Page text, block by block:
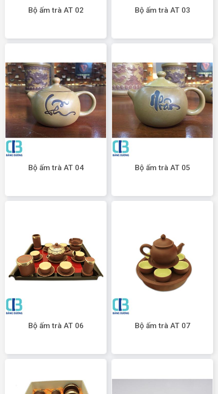
Bộ ấm trà AT 02 Bộ ấm trà AT 03
Bộ ấm trà AT 04 Bộ ấm trà AT 05
Bộ ấm trà AT 06 Bộ ấm trà AT 07